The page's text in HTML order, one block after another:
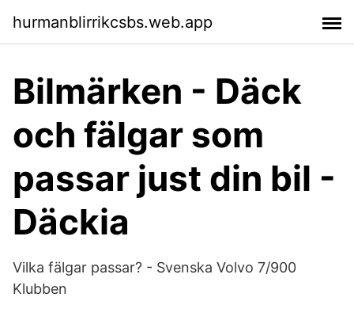
hurmanblirrikcsbs.web.app
Bilmärken - Däck
och fälgar som
passar just din bil -
Däckia
Vilka fälgar passar? - Svenska Volvo 7/900
Klubben